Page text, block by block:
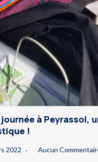
journée à Peyrassol,
!
2022 Aucun